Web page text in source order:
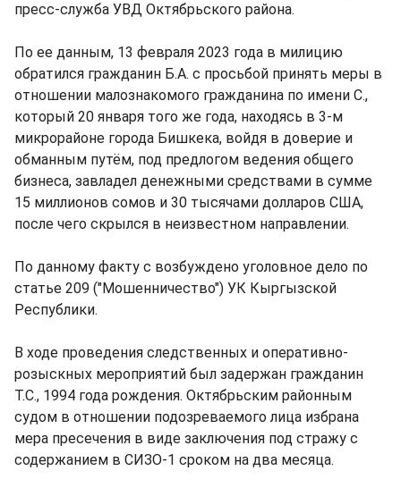
пресс-служба УВД Октябрьского района.
По ее данным, 13 февраля 2023 года в милицию
обратился гражданин Б.А. с просьбой принять меры в
отношении малознакомого гражданина по имени С.,
который 20 января того же года, находясь в 3-м
микрорайоне города Бишкека, войдя в доверие и
обманным путём, под предлогом ведения общего
бизнеса, завладел денежными средствами в сумме
15 миллионов сомов и 30 тысячами долларов США,
после чего скрылся в неизвестном направлении.
По данному факту с возбуждено уголовное дело по
статье 209 ("Мошенничество") УК Кыргызской
Республики.
В ходе проведения следственных и оперативно-
розыскных мероприятий был задержан гражданин
Т.С., 1994 года рождения. Октябрьским районным
судом в отношении подозреваемого лица избрана
мера пресечения в виде заключения под стражу с
содержанием в СИЗО-1 сроком на два месяца.